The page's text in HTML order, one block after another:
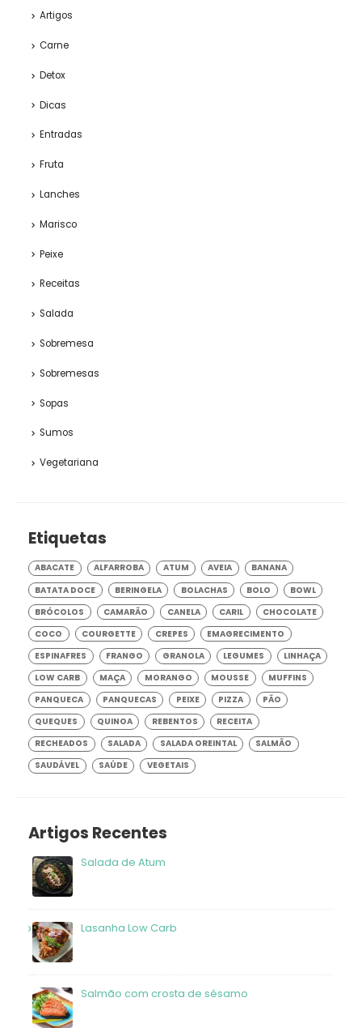
Artigos
Carne
Detox
Dicas
Entradas
Fruta
Lanches
Marisco
Peixe
Receitas
Salada
Sobremesa
Sobremesas
Sopas
Sumos
Vegetariana
Etiquetas
ABACATE ALFARROBA ATUM AVEIA
BANANA
BATATA DOCE
BERINGELA BOLACHAS BOLO
BOWL
BRÓCOLOS
CAMARÃO CANELA CARIL
CHOCOLATE
COCO
COURGETTE CREPES
EMAGRECIMENTO
ESPINAFRES
FRANGO GRANOLA LEGUMES
LINHAÇA
LOW CARB
MAÇA MORANGO MOUSSE
MUFFINS
PANQUECA
PANQUECAS PEIXE PIZZA
PÃO
QUEQUES
QUINOA REBENTOS
RECEITA
RECHEADOS
SALADA SALADA OREINTAL
SALMÃO
SAUDÁVEL
SAÚDE VEGETAIS
Artigos Recentes
Salada de Atum
Lasanha Low Carb
Salmão com crosta de sésamo